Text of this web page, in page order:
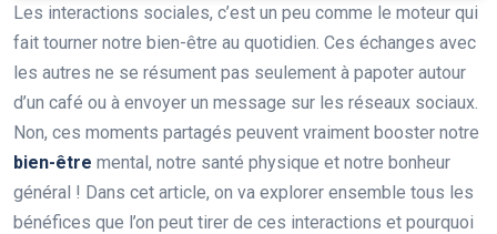
Les interactions sociales, c’est un peu comme le moteur qui
fait tourner notre bien-être au quotidien. Ces échanges avec
les autres ne se résument pas seulement à papoter autour
d’un café ou à envoyer un message sur les réseaux sociaux.
Non, ces moments partagés peuvent vraiment booster notre
bien-être mental, notre santé physique et notre bonheur
général ! Dans cet article, on va explorer ensemble tous les
bénéfices que l’on peut tirer de ces interactions et pourquoi